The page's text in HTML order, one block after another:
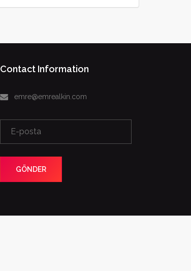
Contact Information
emre@emrealkin.com
GÖNDER